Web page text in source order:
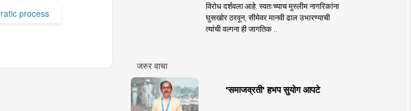
process
विरोध दर्शवला आहे. स्वतःच्याच मुस्लीम नागरिकांना
घुसखोर ठरवून, सीमेवर मानवी ढाल उभारण्याची
त्यांची वल्गना ही जागतिक ..
जरुर वाचा
'समाजव्रती' हभप सुयोग आपटे